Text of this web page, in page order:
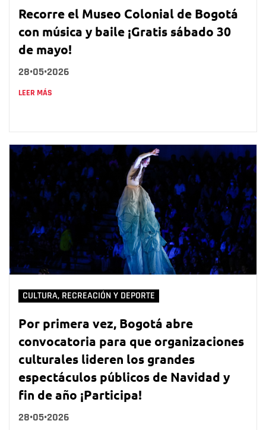
Recorre el Museo Colonial de Bogotá
con música y baile ¡Gratis sábado 30
de mayo!
28•05•2026
LEER MÁS
CULTURA, RECREACIÓN Y DEPORTE
Por primera vez, Bogotá abre
convocatoria para que organizaciones
culturales lideren los grandes
espectáculos públicos de Navidad y
fin de año ¡Participa!
28•05•2026